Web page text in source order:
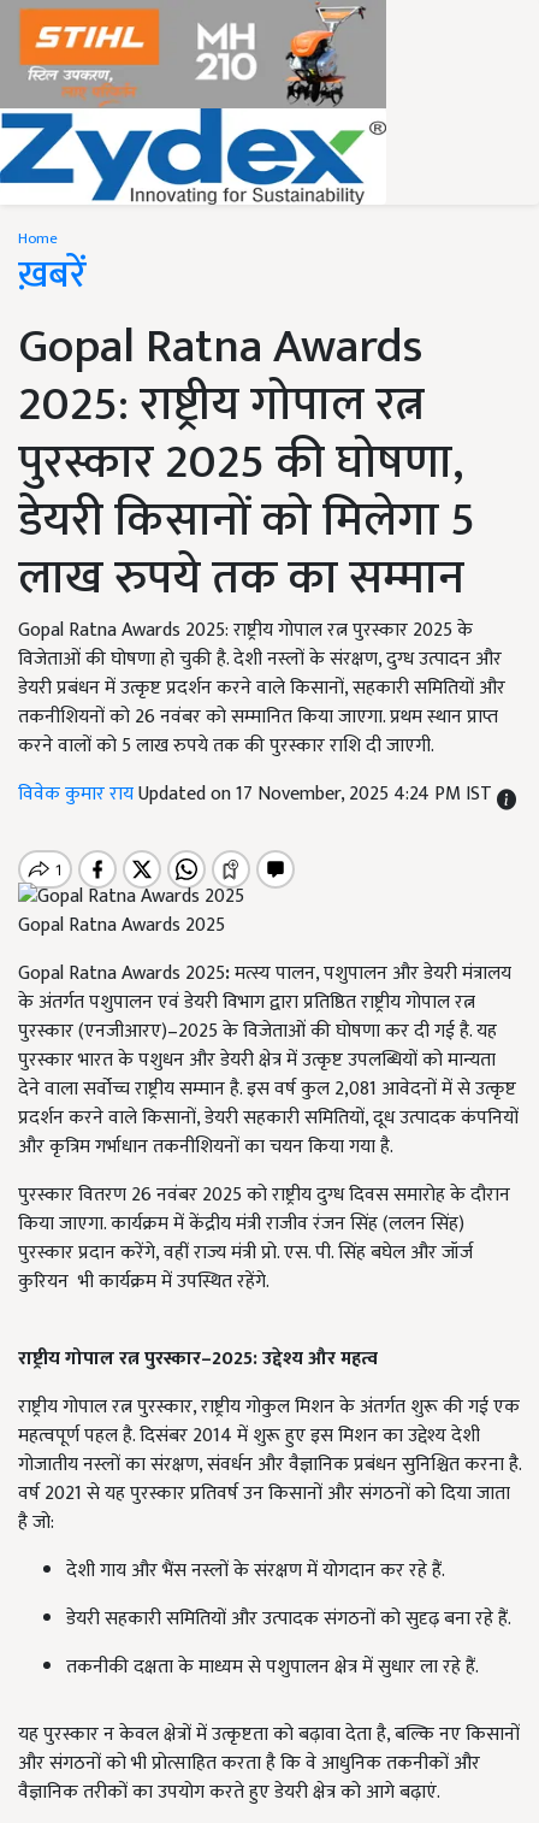
Home
ख़बरें
Gopal Ratna Awards
2025: राष्ट्रीय गोपाल रत्न
पुरस्कार 2025 की घोषणा,
डेयरी किसानों को मिलेगा 5
लाख रुपये तक का सम्मान
Gopal Ratna Awards 2025: राष्ट्रीय गोपाल रत्न पुरस्कार 2025 के
विजेताओं की घोषणा हो चुकी है. देशी नस्लों के संरक्षण, दुग्ध उत्पादन और
डेयरी प्रबंधन में उत्कृष्ट प्रदर्शन करने वाले किसानों, सहकारी समितियों और
तकनीशियनों को 26 नवंबर को सम्मानित किया जाएगा. प्रथम स्थान प्राप्त
करने वालों को 5 लाख रुपये तक की पुरस्कार राशि दी जाएगी.
विवेक कुमार रायUpdated on 17 November, 2025 4:24 PM IST
Gopal Ratna Awards 2025
Gopal Ratna Awards 2025:मत्स्य पालन, पशुपालन और डेयरी मंत्रालय
के अंतर्गत पशुपालन एवं डेयरी विभाग द्वारा प्रतिष्ठित राष्ट्रीय गोपाल रत्न
पुरस्कार (एनजीआरए)–2025 के विजेताओं की घोषणा कर दी गई है. यह
पुरस्कार भारत के पशुधन और डेयरी क्षेत्र में उत्कृष्ट उपलब्धियों को मान्यता
देने वाला सर्वोच्च राष्ट्रीय सम्मान है. इस वर्ष कुल 2,081 आवेदनों में से उत्कृष्ट
प्रदर्शन करने वाले किसानों, डेयरी सहकारी समितियों, दूध उत्पादक कंपनियों
और कृत्रिम गर्भाधान तकनीशियनों का चयन किया गया है.
पुरस्कार वितरण 26 नवंबर 2025 को राष्ट्रीय दुग्ध दिवस समारोह के दौरान
किया जाएगा. कार्यक्रम में केंद्रीय मंत्री राजीव रंजन सिंह (ललन सिंह)
पुरस्कार प्रदान करेंगे, वहीं राज्य मंत्री प्रो. एस. पी. सिंह बघेल और जॉर्ज
कुरियन भी कार्यक्रम में उपस्थित रहेंगे.
राष्ट्रीय गोपाल रत्न पुरस्कार–2025:उद्देश्य और महत्व
राष्ट्रीय गोपाल रत्न पुरस्कार, राष्ट्रीय गोकुल मिशन के अंतर्गत शुरू की गई एक
महत्वपूर्ण पहल है. दिसंबर 2014 में शुरू हुए इस मिशन का उद्देश्य देशी
गोजातीय नस्लों का संरक्षण, संवर्धन और वैज्ञानिक प्रबंधन सुनिश्चित करना है.
वर्ष 2021 से यह पुरस्कार प्रतिवर्ष उन किसानों और संगठनों को दिया जाता
है जो:
देशी गाय और भैंस नस्लों के संरक्षण में योगदान कर रहे हैं.
डेयरी सहकारी समितियों और उत्पादक संगठनों को सुदृढ़ बना रहे हैं.
तकनीकी दक्षता के माध्यम से पशुपालन क्षेत्र में सुधार ला रहे हैं.
यह पुरस्कार न केवल क्षेत्रों में उत्कृष्टता को बढ़ावा देता है, बल्कि नए किसानों
और संगठनों को भी प्रोत्साहित करता है कि वे आधुनिक तकनीकों और
वैज्ञानिक तरीकों का उपयोग करते हुए डेयरी क्षेत्र को आगे बढ़ाएं.